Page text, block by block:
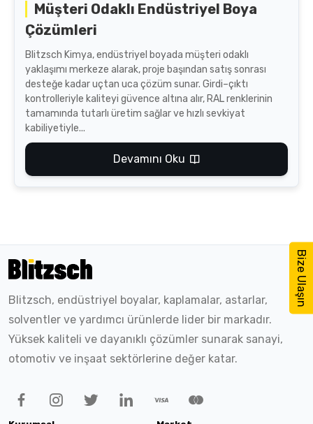
Müşteri Odaklı Endüstriyel Boya
Çözümleri
Blitzsch Kimya, endüstriyel boyada müşteri odaklı
yaklaşımı merkeze alarak, proje başından satış sonrası
desteğe kadar uçtan uca çözüm sunar. Girdi–çıktı
kontrolleriyle kaliteyi güvence altına alır, RAL renklerinin
tamamında tutarlı üretim sağlar ve hızlı sevkiyat
kabiliyetiyle...
Devamını Oku
Bize Ulaşın
Blitzsch, endüstriyel boyalar, kaplamalar, astarlar,
solventler ve yardımcı ürünlerde lider bir markadır.
Yüksek kaliteli ve dayanıklı çözümler sunarak sanayi,
otomotiv ve inşaat sektörlerine değer katar.